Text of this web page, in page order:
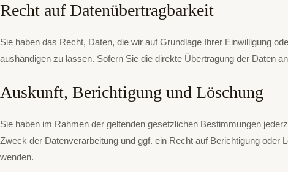
Recht auf Daten­übertrag­barkeit
Sie haben das Recht, Daten, die wir auf Grundlage Ihrer Einwilligung
aushändigen zu lassen. Sofern Sie die direkte Übertragung der Daten
Auskunft, Berichtigung und Löschung
Sie haben im Rahmen der geltenden gesetzlichen Bestimmungen
Zweck der Datenverarbeitung und ggf. ein Recht auf Berichtigung
wenden.